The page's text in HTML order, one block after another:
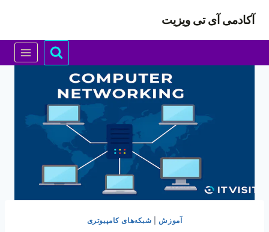
محتوا
آکادمی آی تی ویزیت
آموزش شبکه‌های کامپیوتری